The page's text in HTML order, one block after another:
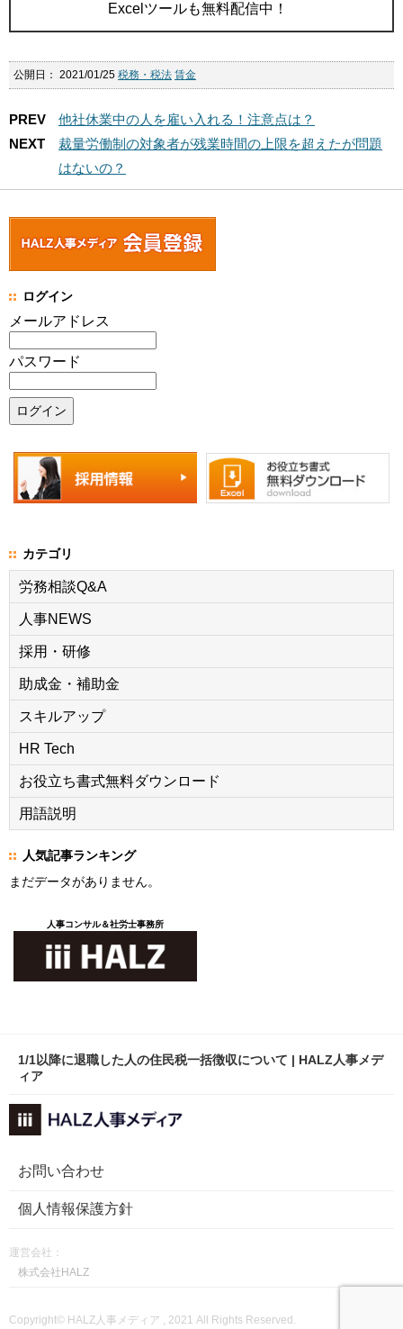
Excelツールも無料配信中！
公開日： 2021/01/25 税務・税法 賃金
PREV
他社休業中の人を雇い入れる！注意点は？
NEXT
裁量労働制の対象者が残業時間の上限を超えたが問題
はないの？
ログイン
メールアドレス
パスワード
カテゴリ
労務相談Q&A
人事NEWS
採用・研修
助成金・補助金
スキルアップ
HR Tech
お役立ち書式無料ダウンロード
用語説明
人気記事ランキング
まだデータがありません。
人事コンサル＆社労士事務所
1/1以降に退職した人の住民税一括徴収について | HALZ人事メデ
ィア
お問い合わせ
個人情報保護方針
運営会社：
株式会社HALZ
Copyright© HALZ人事メディア , 2021 All Rights Reserved.